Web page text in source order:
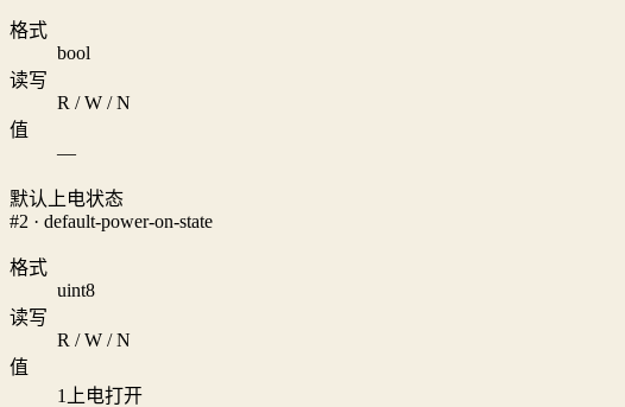
格式
bool
读写
R / W / N
值
—
默认上电状态
#2 · default-power-on-state
格式
uint8
读写
R / W / N
值
1
上电打开